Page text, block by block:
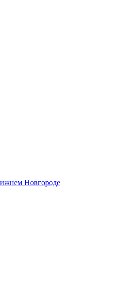
Новгороде